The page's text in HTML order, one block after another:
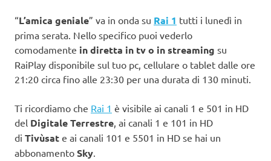
“L’amica geniale” va in onda su Rai 1 tutti i lunedì in
prima serata. Nello specifico puoi vederlo
comodamente in diretta in tv o in streaming su
RaiPlay disponibile sul tuo pc, cellulare o tablet dalle ore
21:20 circa fino alle 23:30 per una durata di 130 minuti.
Ti ricordiamo che Rai 1 è visibile ai canali 1 e 501 in HD
del Digitale Terrestre, ai canali 1 e 101 in HD
di Tivùsat e ai canali 101 e 5501 in HD se hai un
abbonamento Sky.